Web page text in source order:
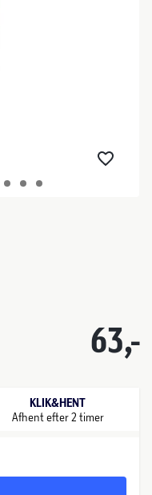
63,-
KLIK&HENT
Afhent efter 2 timer